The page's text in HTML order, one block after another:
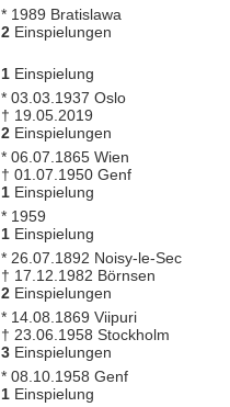
* 1989 Bratislawa
2Einspielungen
1Einspielung
* 03.03.1937 Oslo
† 19.05.2019
2Einspielungen
* 06.07.1865 Wien
† 01.07.1950 Genf
1Einspielung
* 1959
1Einspielung
* 26.07.1892 Noisy-le-Sec
† 17.12.1982 Börnsen
2Einspielungen
* 14.08.1869 Viipuri
† 23.06.1958 Stockholm
3Einspielungen
* 08.10.1958 Genf
1Einspielung